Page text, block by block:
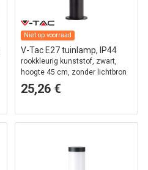
Niet op voorraad
V-Tac E27 tuinlamp, IP44
rookkleurig kunststof, zwart,
hoogte 45 cm, zonder lichtbron
25,26 €